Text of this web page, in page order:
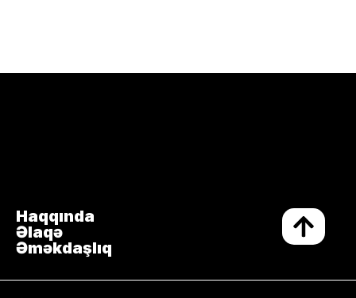
Haqqında
Əlaqə
Əməkdaşlıq